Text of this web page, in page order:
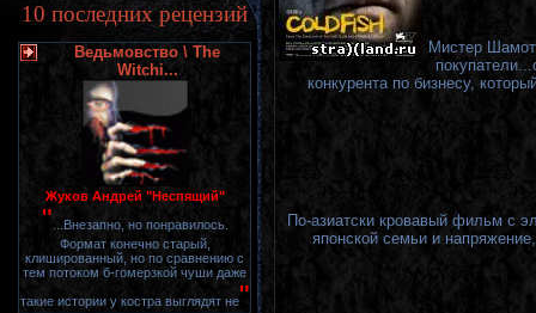
10 последних рецензий
Ведьмовство \ The
Witchi...
Жуков Андрей "Неспящий"
" ...Внезапно, но понравилось.
Формат конечно старый,
клишированный, но по сравнению с
тем потоком б-гомерзкой чуши даже
такие истории у костра выглядят не"
Мистер
конкурента по бизнесу,
По-азиатски кровавый фильм с
японской семьи и